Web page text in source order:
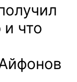
что